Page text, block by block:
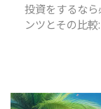
投資をするな
ンツとその比